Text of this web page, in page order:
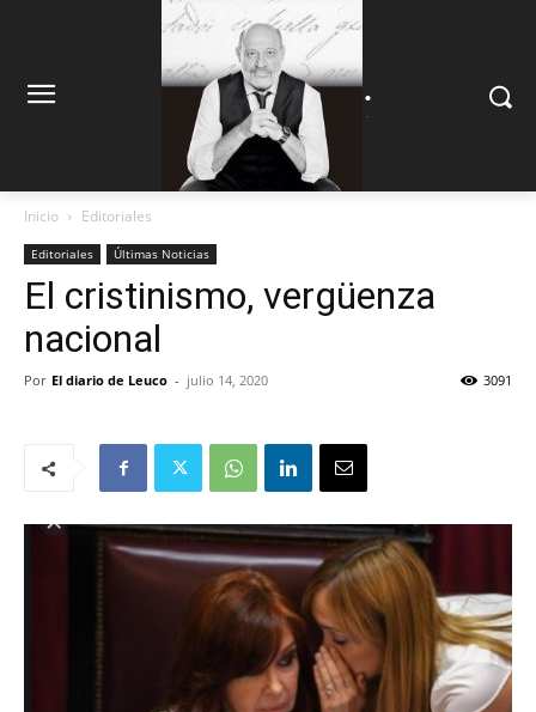
.
Inicio Editoriales
Editoriales Últimas Noticias
El cristinismo, vergüenza
nacional
Por El diario de Leuco - julio 14, 2020 3091